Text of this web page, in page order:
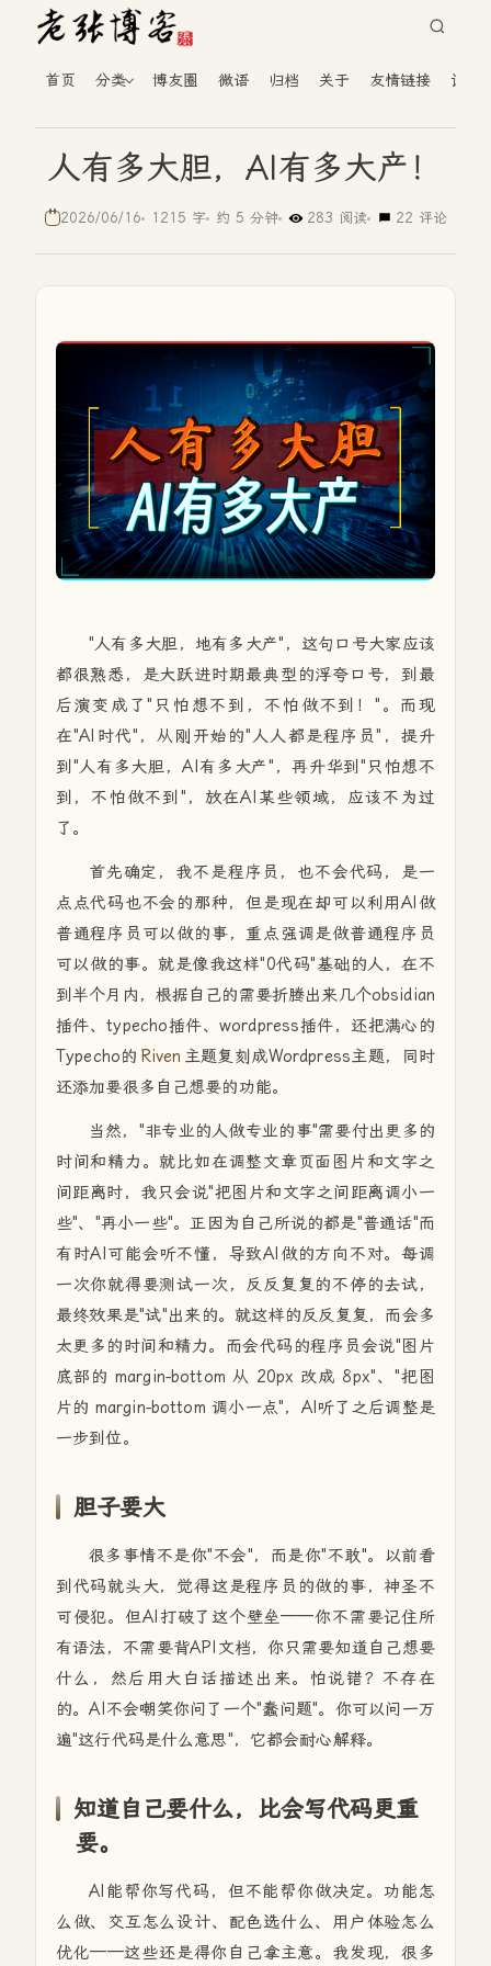
首页 分类 博友圈 微语 归档 关于 友情链接 读者
人有多大胆，AI有多大产！
2026/06/16 1215 字 约 5 分钟 283 阅读 22 评论
"人有多大胆，地有多大产"，这句口号大家应该
都很熟悉，是大跃进时期最典型的浮夸口号，到最
后演变成了"只怕想不到，不怕做不到！"。而现
在"AI时代"，从刚开始的"人人都是程序员"，提升
到"人有多大胆，AI有多大产"，再升华到"只怕想不
到，不怕做不到"，放在AI某些领域，应该不为过
了。
首先确定，我不是程序员，也不会代码，是一
点点代码也不会的那种，但是现在却可以利用AI做
普通程序员可以做的事，重点强调是做普通程序员
可以做的事。就是像我这样"0代码"基础的人，在不
到半个月内，根据自己的需要折腾出来几个obsidian
插件、typecho插件、wordpress插件，还把满心的
Typecho的 Riven 主题复刻成Wordpress主题，同时
还添加要很多自己想要的功能。
当然，"非专业的人做专业的事"需要付出更多的
时间和精力。就比如在调整文章页面图片和文字之
间距离时，我只会说"把图片和文字之间距离调小一
些"、"再小一些"。正因为自己所说的都是"普通话"而
有时AI可能会听不懂，导致AI做的方向不对。每调
一次你就得要测试一次，反反复复的不停的去试，
最终效果是"试"出来的。就这样的反反复复，而会多
太更多的时间和精力。而会代码的程序员会说"图片
底部的 margin-bottom 从 20px 改成 8px"、"把图
片的 margin-bottom 调小一点"，AI听了之后调整是
一步到位。
胆子要大
很多事情不是你"不会"，而是你"不敢"。以前看
到代码就头大，觉得这是程序员的做的事，神圣不
可侵犯。但AI打破了这个壁垒——你不需要记住所
有语法，不需要背API文档，你只需要知道自己想要
什么，然后用大白话描述出来。怕说错？不存在
的。AI不会嘲笑你问了一个"蠢问题"。你可以问一万
遍"这行代码是什么意思"，它都会耐心解释。
知道自己要什么，比会写代码更重
要。
AI能帮你写代码，但不能帮你做决定。功能怎
么做、交互怎么设计、配色选什么、用户体验怎么
优化——这些还是得你自己拿主意。我发现，很多